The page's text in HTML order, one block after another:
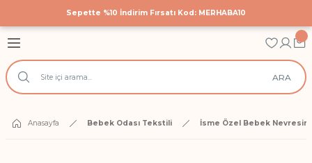
Sepette %10 İndirim Fırsatı Kod: MERHABA10
Geri Dön
Çıkış Seti
Geri Dön
Nevresim Takımları
Nevresim Takımları
Geri Dön
Bodyler
Doğum Günü Body ve Tulumlar
ARA
Anasayfa Bebek Odası Tekstili İsme Özel Bebek Nevresim